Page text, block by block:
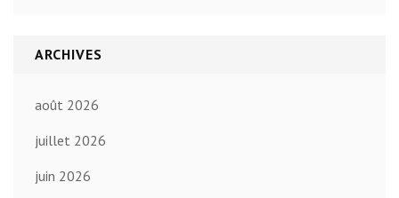
ARCHIVES
août 2026
juillet 2026
juin 2026